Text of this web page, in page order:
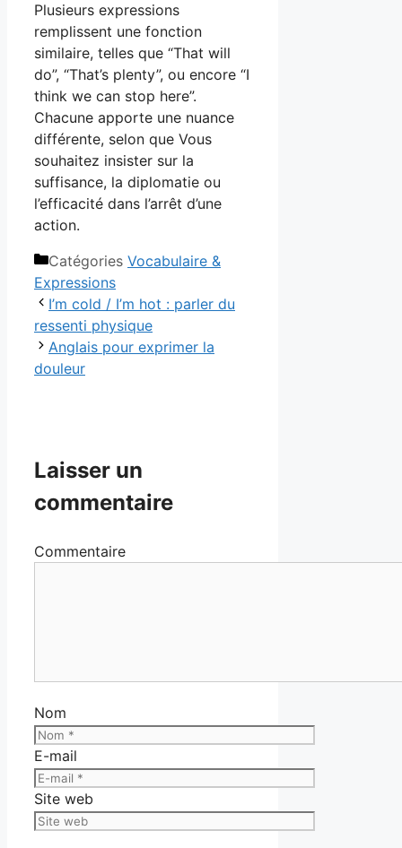
Plusieurs expressions
remplissent une fonction
similaire, telles que “That will
do”, “That’s plenty”, ou encore “I
think we can stop here”.
Chacune apporte une nuance
différente, selon que Vous
souhaitez insister sur la
suffisance, la diplomatie ou
l’efficacité dans l’arrêt d’une
action.
Catégories Vocabulaire &
Expressions
I’m cold / I’m hot : parler du
ressenti physique
Anglais pour exprimer la
douleur
Laisser un
commentaire
Commentaire
Nom
E-mail
Site web